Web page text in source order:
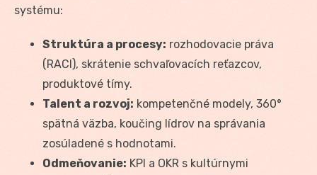
systému:
Struktúra a procesy: rozhodovacie práva
(RACI), skrátenie schvaľovacích reťazcov,
produktové tímy.
Talent a rozvoj: kompetenčné modely, 360°
spätná väzba, koučing lídrov na správania
zosúladené s hodnotami.
Odmeňovanie: KPI a OKR s kultúrnymi